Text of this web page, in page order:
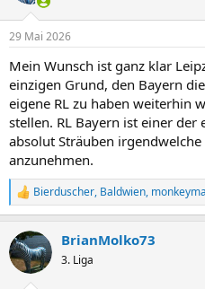
e
:
29 Mai 2026
Mein Wunsch ist ganz klar
einzigen Grund, den Bayern
eigene RL zu haben weiterhin
stellen. RL Bayern ist einer der
absolut Sträuben
anzunehmen.
R
e
k
t
i
Bierduscher, Baldwien,
BrianMolko73
3. Liga